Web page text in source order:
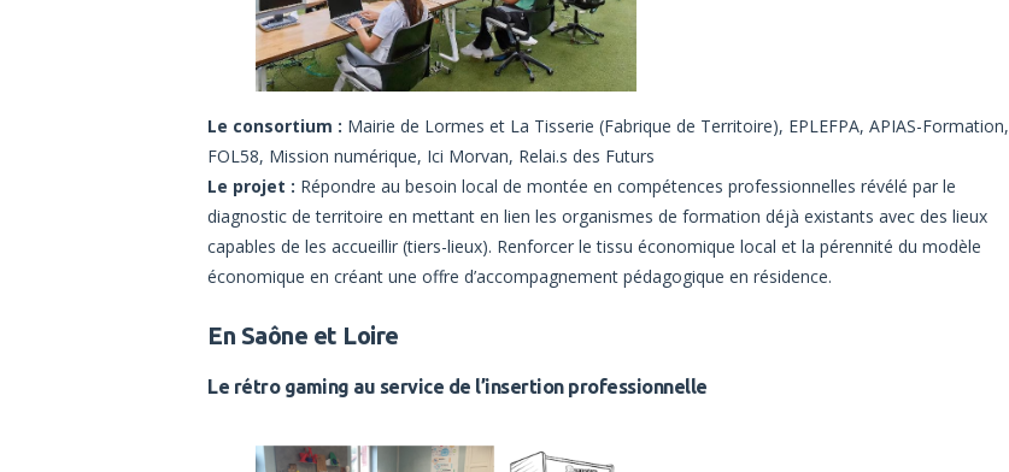
Le consortium : Mairie de Lormes et La Tisserie (Fabrique de Territoire), EPLEFPA, APIAS-Formation,
FOL58, Mission numérique, Ici Morvan, Relai.s des Futurs
Le projet : Répondre au besoin local de montée en compétences professionnelles révélé par le
diagnostic de territoire en mettant en lien les organismes de formation déjà existants avec des lieux
capables de les accueillir (tiers-lieux). Renforcer le tissu économique local et la pérennité du modèle
économique en créant une offre d’accompagnement pédagogique en résidence.
En Saône et Loire
Le rétro gaming au service de l’insertion professionnelle